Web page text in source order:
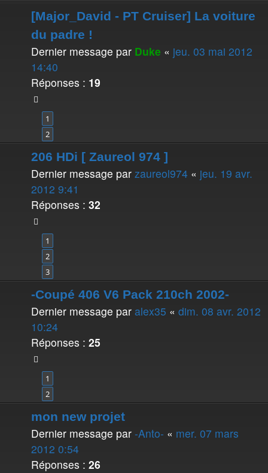
[Major_David - PT Cruiser] La voiture
du padre !
Dernier message par Duke « jeu. 03 mai 2012
14:40
Réponses : 19
1
2
206 HDi [ Zaureol 974 ]
Dernier message par zaureol974 « jeu. 19 avr.
2012 9:41
Réponses : 32
1
2
3
-Coupé 406 V6 Pack 210ch 2002-
Dernier message par alex35 « dim. 08 avr. 2012
10:24
Réponses : 25
1
2
mon new projet
Dernier message par -Anto- « mer. 07 mars
2012 0:54
Réponses : 26